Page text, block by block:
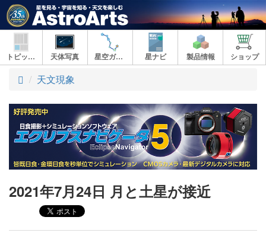
トピックス 天体写真 星空ガイド 星ナビ 製品情報 ショップ
ト
プ
天文現象
2021年7月24日 月と土星が接近